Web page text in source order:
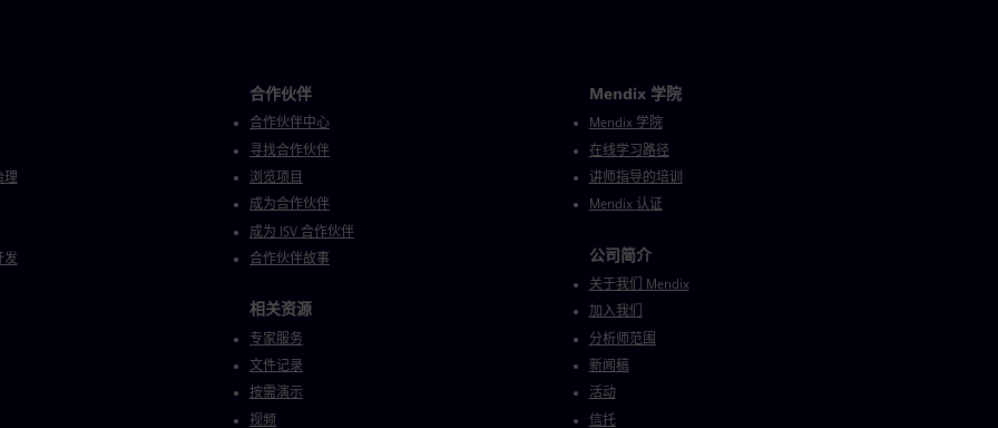
理
发
合作伙伴
合作伙伴中心
寻找合作伙伴
浏览项目
成为合作伙伴
成为 ISV 合作伙伴
合作伙伴故事
相关资源
专家服务
文件记录
按需演示
视频
Mendix 学院
Mendix 学院
在线学习路径
讲师指导的培训
Mendix 认证
公司简介
关于我们 Mendix
加入我们
分析师范围
新闻稿
活动
信托